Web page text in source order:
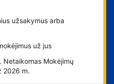
užsakymus arba
už jus
Netaikomas Mokėjimų
2026 m.